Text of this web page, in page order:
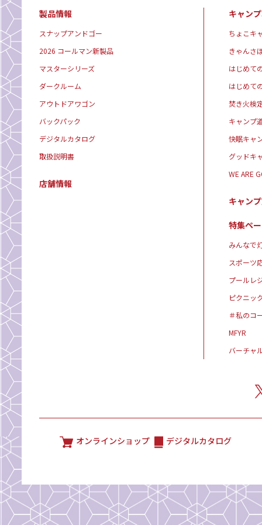
製品情報
スナップアンドゴー
2026 コールマン新製品
マスターシリーズ
ダークルーム
アウトドアワゴン
バックパック
デジタルカタログ
取扱説明書
店舗情報
キャン
ちょこキ
きゃんさ
はじめて
はじめて
焚き火検
キャンプ
快眠キャ
グッドキ
WE ARE
キャン
特集ペ
みんなで
スポーツ
プールレ
ピクニッ
＃私のコ
MFYR
バーチャ
オンラインショップ デジタルカタログ